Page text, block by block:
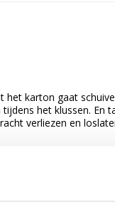
karton gaat
het klussen. En
verliezen en